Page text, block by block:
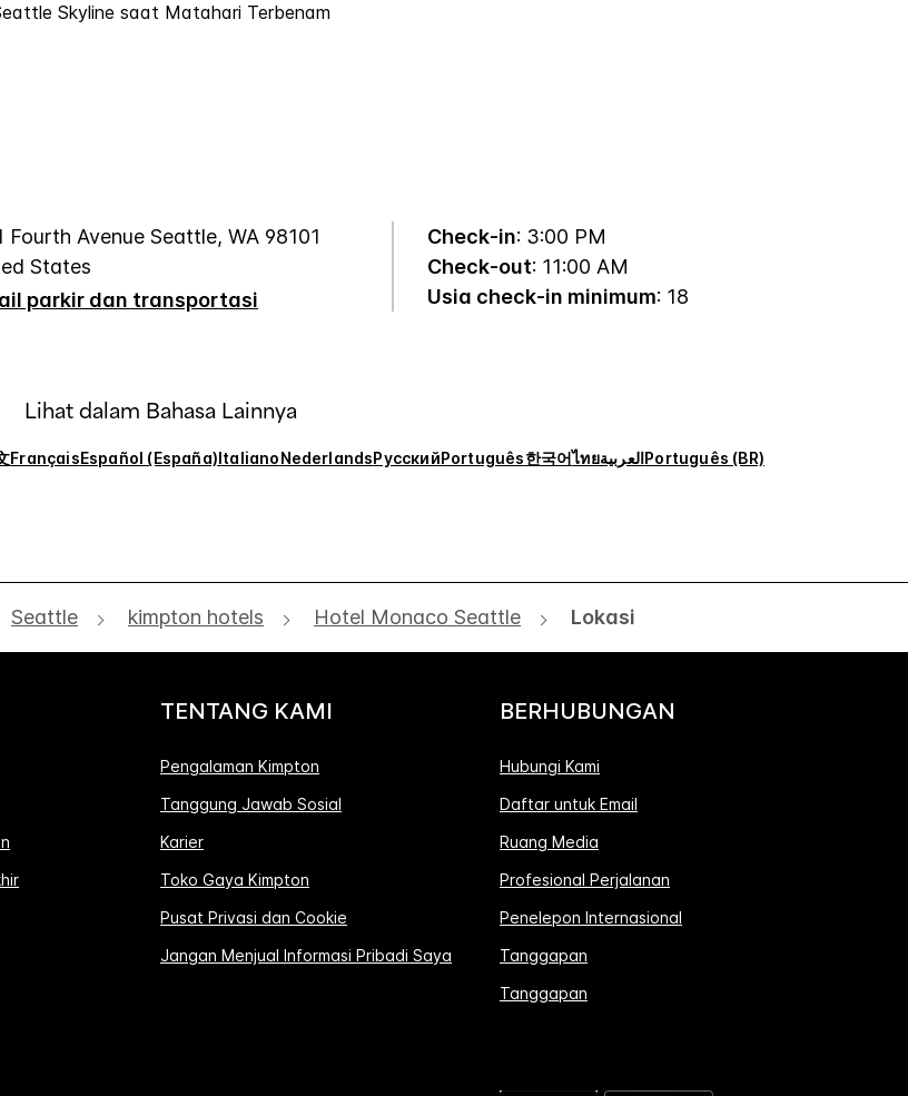
Skyline saat Matahari Terbenam
Fourth Avenue Seattle, WA 98101
States
parkir dan transportasi
Check-in: 3:00 PM
Check-out: 11:00 AM
Usia check-in minimum: 18
Lihat dalam Bahasa Lainnya
FrançaisEspañol (España)ItalianoNederlandsРусскийPortuguês한국어ไทยالعربيةPortuguês (BR)
Seattle kimpton hotels Hotel Monaco Seattle Lokasi
TENTANG KAMI
Pengalaman Kimpton
Tanggung Jawab Sosial
Karier
Toko Gaya Kimpton
Pusat Privasi dan Cookie
Jangan Menjual Informasi Pribadi Saya
BERHUBUNGAN
Hubungi Kami
Daftar untuk Email
Ruang Media
Profesional Perjalanan
Penelepon Internasional
Tanggapan
Tanggapan